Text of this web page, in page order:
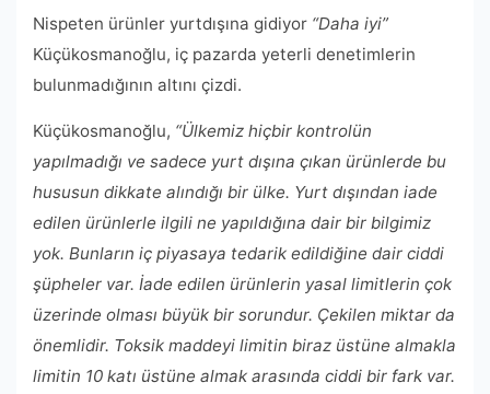
Nispeten ürünler yurtdışına gidiyor “Daha iyi”
Küçükosmanoğlu, iç pazarda yeterli denetimlerin
bulunmadığının altını çizdi.
Küçükosmanoğlu, “Ülkemiz hiçbir kontrolün
yapılmadığı ve sadece yurt dışına çıkan ürünlerde bu
hususun dikkate alındığı bir ülke. Yurt dışından iade
edilen ürünlerle ilgili ne yapıldığına dair bir bilgimiz
yok. Bunların iç piyasaya tedarik edildiğine dair ciddi
şüpheler var. İade edilen ürünlerin yasal limitlerin çok
üzerinde olması büyük bir sorundur. Çekilen miktar da
önemlidir. Toksik maddeyi limitin biraz üstüne almakla
limitin 10 katı üstüne almak arasında ciddi bir fark var.